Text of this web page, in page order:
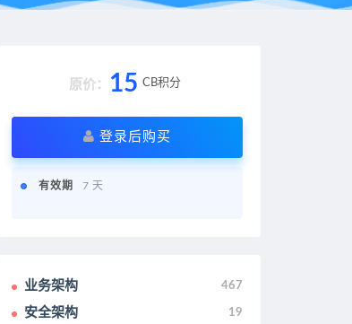
原价： 15 CB积分
登录后购买
有效期 7 天
业务架构 467
安全架构 19